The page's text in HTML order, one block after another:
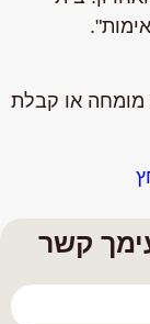
קשר
מומחה או קבלת